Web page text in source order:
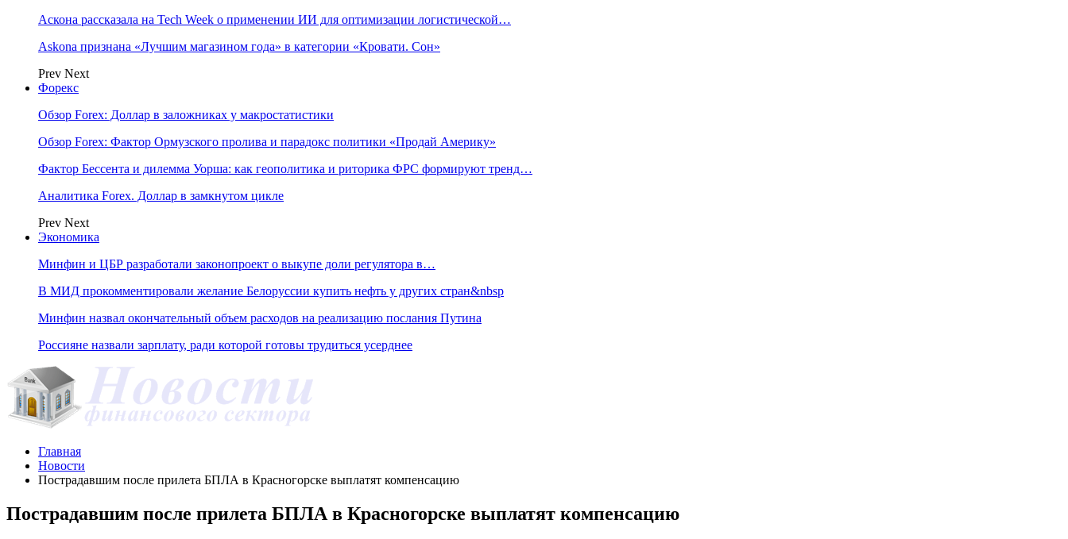
Аскона рассказала на Tech Week о применении ИИ для оптимизации логистической…
Askona признана «Лучшим магазином года» в категории «Кровати. Сон»
Prev Next
Форекс
Обзор Forex: Доллар в заложниках у макростатистики
Обзор Forex: Фактор Ормузского пролива и парадокс политики «Продай Америку»
Фактор Бессента и дилемма Уорша: как геополитика и риторика ФРС формируют тренд…
Аналитика Forex. Доллар в замкнутом цикле
Prev Next
Экономика
Минфин и ЦБР разработали законопроект о выкупе доли регулятора в…
В МИД прокомментировали желание Белоруссии купить нефть у других стран&nbsp
Минфин назвал окончательный объем расходов на реализацию послания Путина
Россияне назвали зарплату, ради которой готовы трудиться усерднее
Главная
Новости
Пострадавшим после прилета БПЛА в Красногорске выплатят компенсацию
Пострадавшим после прилета БПЛА в Красногорске выплатят компенсацию